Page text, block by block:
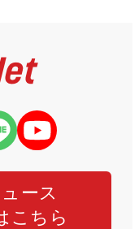
ース
こちら